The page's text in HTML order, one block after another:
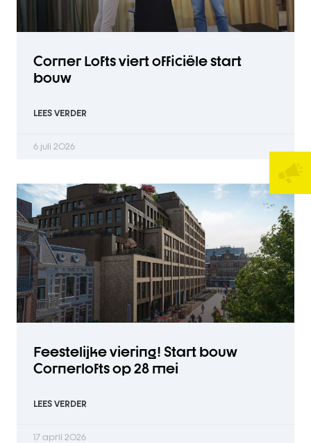
Corner Lofts viert officiële start
bouw
LEES VERDER
6 juli 2026
Feestelijke viering! Start bouw
Cornerlofts op 28 mei
LEES VERDER
17 april 2026